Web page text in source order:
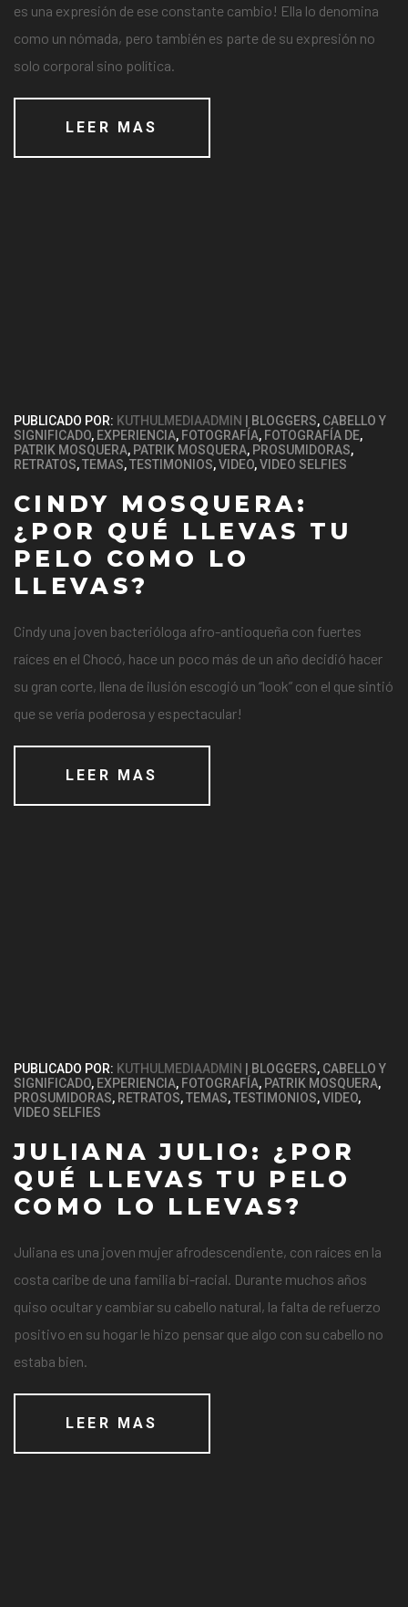
es una expresión de ese constante cambio! Ella lo denomina
como un nómada, pero también es parte de su expresión no
solo corporal sino política.
LEER MAS
PUBLICADO POR: KUTHULMEDIAADMIN BLOGGERS, CABELLO Y
SIGNIFICADO, EXPERIENCIA, FOTOGRAFÍA, FOTOGRAFÍA DE,
PATRIK MOSQUERA, PATRIK MOSQUERA, PROSUMIDORAS,
RETRATOS,TEMAS,TESTIMONIOS,VIDEO,VIDEO SELFIES
CINDY MOSQUERA:
¿POR QUÉ LLEVAS TU
PELO COMO LO
LLEVAS?
Cindy una joven bacterióloga afro-antioqueña con fuertes
raíces en el Chocó, hace un poco más de un año decidió hacer
su gran corte, llena de ilusión escogió un “look” con el que sintió
que se vería poderosa y espectacular!
LEER MAS
PUBLICADO POR: KUTHULMEDIAADMIN BLOGGERS, CABELLO Y
SIGNIFICADO, EXPERIENCIA, FOTOGRAFÍA, PATRIK MOSQUERA,
PROSUMIDORAS, RETRATOS,TEMAS,TESTIMONIOS,VIDEO,
VIDEO SELFIES
JULIANA JULIO: ¿POR
QUÉ LLEVAS TU PELO
COMO LO LLEVAS?
Juliana es una joven mujer afrodescendiente, con raíces en la
costa caribe de una familia bi-racial. Durante muchos años
quiso ocultar y cambiar su cabello natural, la falta de refuerzo
positivo en su hogar le hizo pensar que algo con su cabello no
estaba bien.
LEER MAS